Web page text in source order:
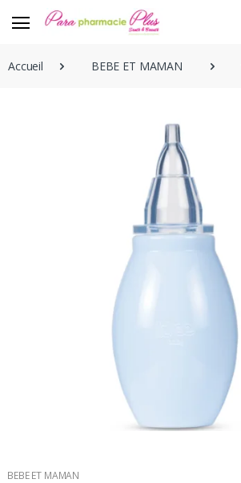
Accueil BEBE ET MAMAN
BEBE ET MAMAN